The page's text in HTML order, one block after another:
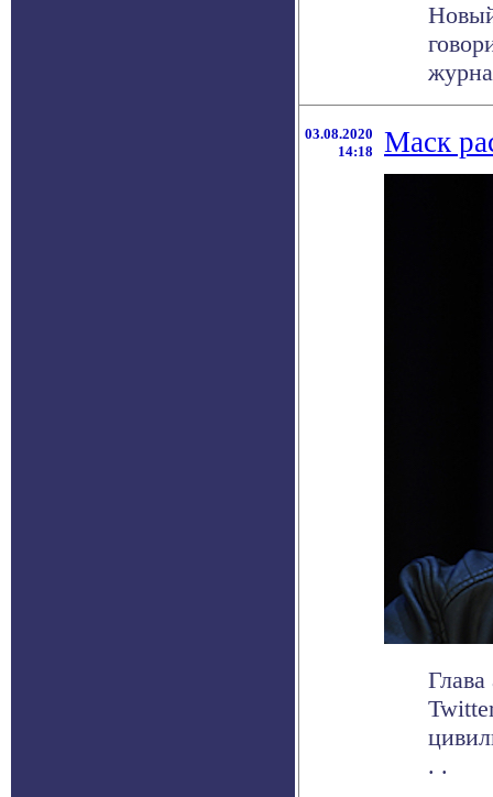
03.08.2020
14:18
Маск
. .